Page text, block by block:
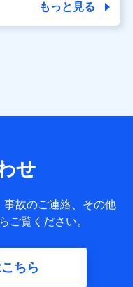
囲内に限って共同利
下の情報などの個人デ
、お客さまの識別子、
のご利用に関する情
イント利用履歴などが
もっと見る
せ
故のご連絡、その他
ご覧ください。
ちら